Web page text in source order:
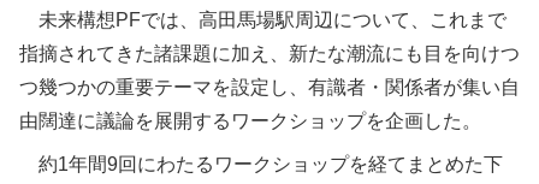
未来構想PFでは、高田馬場駅周辺について、これまで
指摘されてきた諸課題に加え、新たな潮流にも目を向けつ
つ幾つかの重要テーマを設定し、有識者・関係者が集い自
由闊達に議論を展開するワークショップを企画した。
約1年間9回にわたるワークショップを経てまとめた下